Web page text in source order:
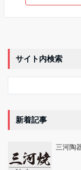
サイト内検索
新着記事
三河陶